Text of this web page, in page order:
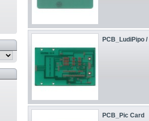
PCB_LudiPipo /
PCB_Pic Card